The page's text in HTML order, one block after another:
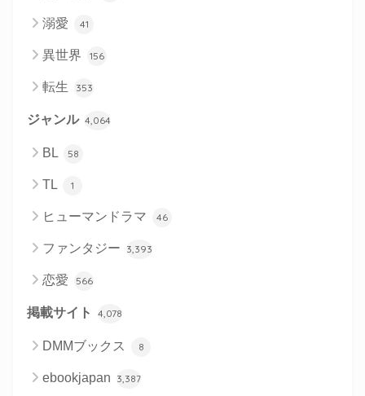
溺愛 41
異世界 156
転生 353
ジャンル 4,064
BL 58
TL 1
ヒューマンドラマ 46
ファンタジー 3,393
恋愛 566
掲載サイト 4,078
DMMブックス 8
ebookjapan 3,387